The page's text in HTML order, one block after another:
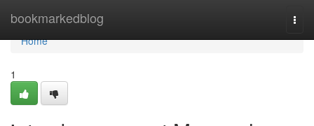
bookmarkedblog
Home
Home
1